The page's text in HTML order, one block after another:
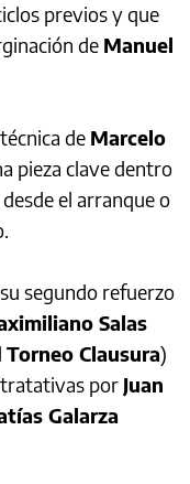
previos y que
de Manuel
de Marcelo
pieza clave dentro
el arranque o
segundo refuerzo
Salas
Torneo Clausura)
tratativas por Juan
Galarza